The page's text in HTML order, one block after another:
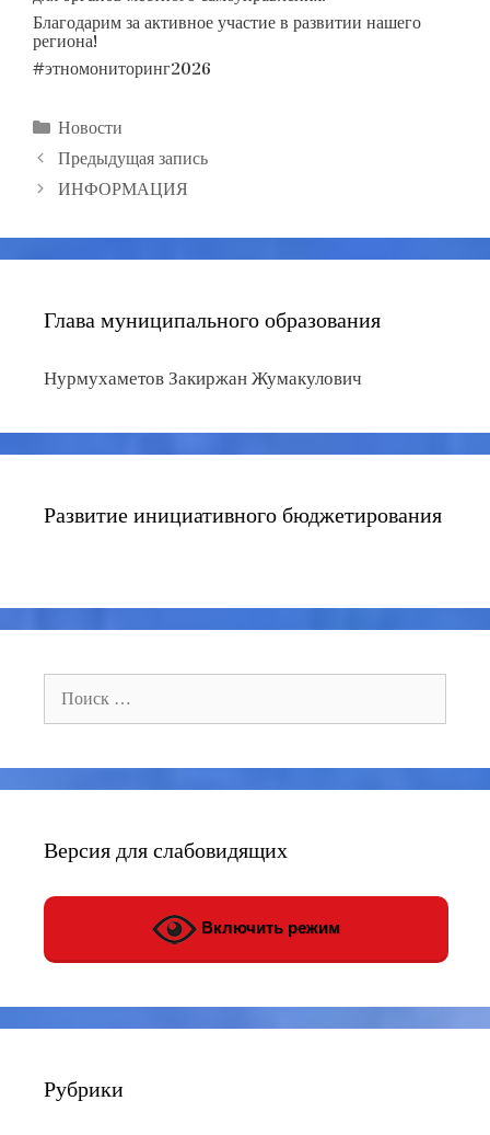
Благодарим за активное участие в развитии нашего
региона!
#этномониторинг2026
Рубрики
Новости
Навигация
записи
Предыдущая запись
ИНФОРМАЦИЯ
Глава муниципального образования
Нурмухаметов Закиржан Жумакулович
Развитие инициативного бюджетирования
Поиск:
Версия для слабовидящих
Включить режим
Рубрики